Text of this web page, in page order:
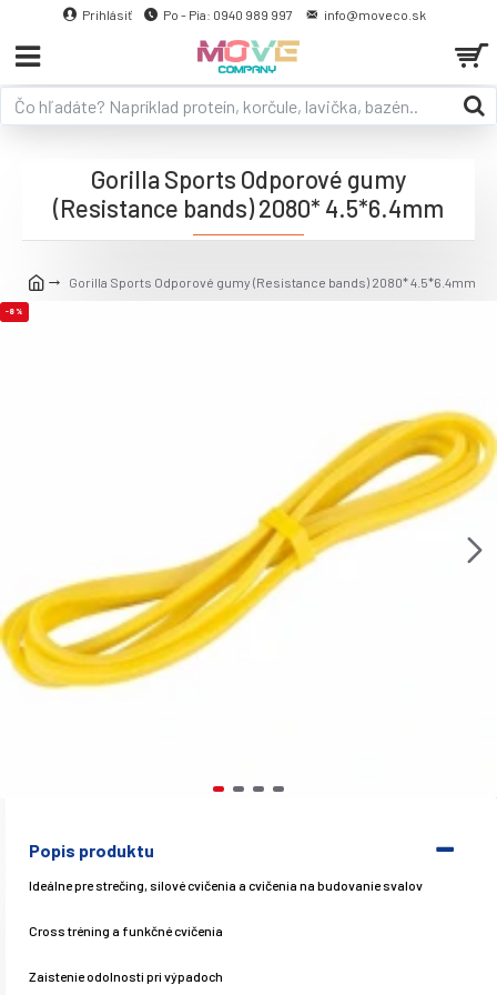
Prihlásiť Po - Pia: 0940 989 997 info@moveco.sk
Gorilla Sports Odporové gumy (Resistance bands) 2080* 4.5*6.4mm
Gorilla Sports Odporové gumy
(Resistance bands) 2080* 4.5*6.4mm
-8 %
Popis produktu
Ideálne pre strečing, silové cvičenia a cvičenia na budovanie svalov
Cross tréning a funkčné cvičenia
Zaistenie odolnosti pri výpadoch